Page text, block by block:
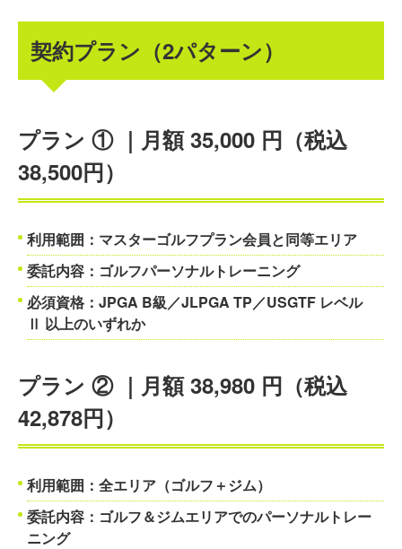
契約プラン（2パターン）
プラン ① ｜月額 35,000 円（税込
38,500円）
利用範囲：マスターゴルフプラン会員と同等エリア
委託内容：ゴルフパーソナルトレーニング
必須資格：JPGA B級／JLPGA TP／USGTF レベル
Ⅱ 以上のいずれか
プラン ② ｜月額 38,980 円（税込
42,878円）
利用範囲： 全エリア （ゴルフ＋ジム）
委託内容：ゴルフ＆ジムエリアでのパーソナルトレー
ニング